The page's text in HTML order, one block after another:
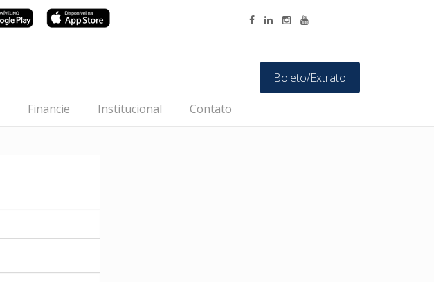
Boleto/Extrato
Financie Institucional Contato